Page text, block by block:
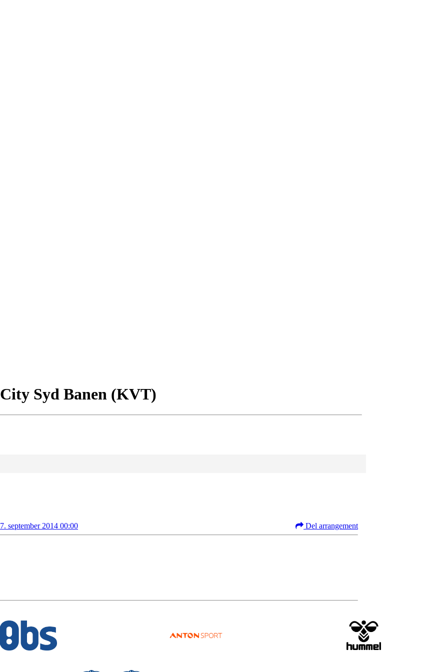
Syd Banen (KVT)
september 2014 00:00 Del arrangement